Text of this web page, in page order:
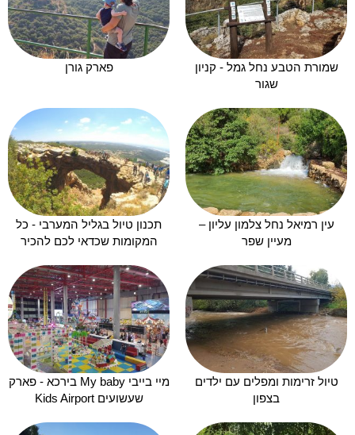
שמורת הטבע נחל גמל - קניון
שגור
פארק גורן
עין רמיאל נחל צלמון עליון –
מעיין שפר
תכנון טיול בגליל המערבי - כל
המקומות שכדאי לכם להכיר
טיול זרימות ומפלים עם ילדים
בצפון
מיי בייבי My baby בירכא - פארק
שעשועים Kids Airport